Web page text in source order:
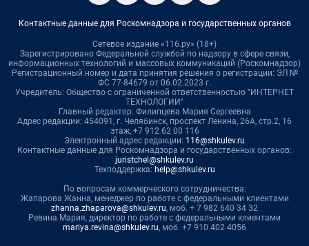
Контактные данные для Роскомнадзора и государственных органов
Сетевое издание «116.ру» (18+)
Зарегистрировано Федеральной службой по надзору в сфере связи,
информационных технологий и массовых коммуникаций (Роскомнадзор)
Регистрационный номер и дата принятия решения о регистрации: ЭЛ №
ФС 77-84679 от 06.02.2023 г.
Учредитель: Общество с ограниченной ответственностью "ИНТЕРНЕТ
ТЕХНОЛОГИИ"
Главный редактор: Филипцева Мария Сергеевна
Адрес редакции: 454091, г. Челябинск, проспект Ленина, 26А, стр.2, 16
этаж, +7 912 62 00 116
Электронный адрес редакции: 116@shkulev.ru
Контактные данные для Роскомнадзора и государственных органов:
juristchel@shkulev.ru
Техподдержка: help@shkulev.ru
По вопросам коммерческого сотрудничества:
Жапарова Жанна, менеджер по работе с федеральными клиентами
zhanna.zhaparova@shkulev.ru, моб. + 7 982 640 34 32
Ревина Мария, директор по работе с федеральными клиентами
mariya.revina@shkulev.ru, моб. +7 910 402 4056